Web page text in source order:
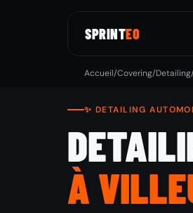
SPRINTEO
Accueil/Covering/Detailing/
✨ DETAILING
À